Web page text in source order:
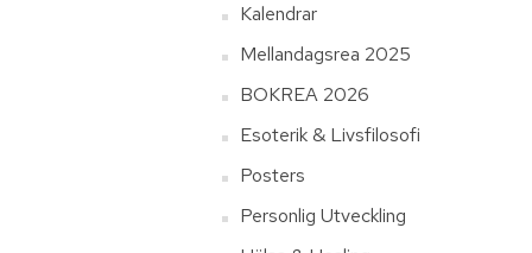
Kalendrar
Mellandagsrea 2025
BOKREA 2026
Esoterik & Livsfilosofi
Posters
Personlig Utveckling